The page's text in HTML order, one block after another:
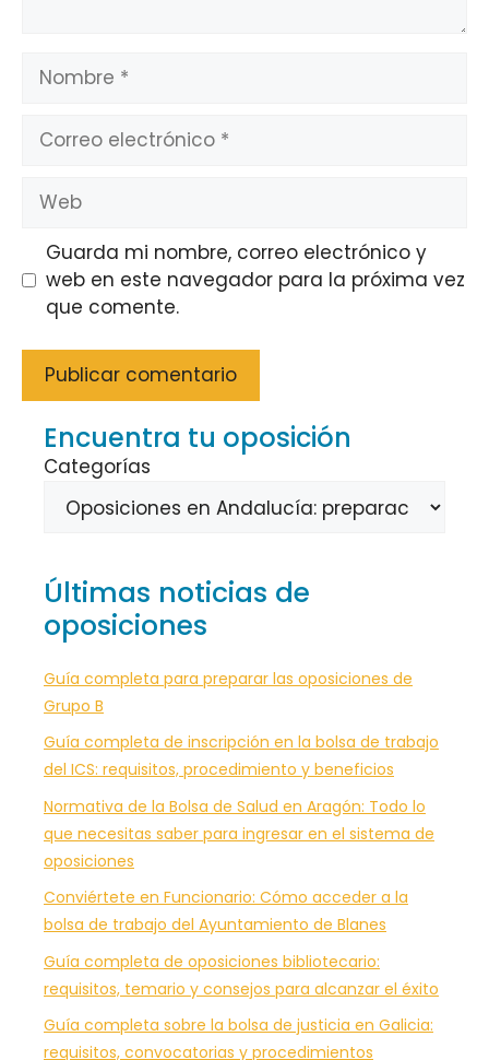
Nombre
Correo
electrónico
Web
Guarda mi nombre, correo electrónico y
web en este navegador para la próxima vez
que comente.
Encuentra tu oposición
Categorías
Últimas noticias de
oposiciones
Guía completa para preparar las oposiciones de
Grupo B
Guía completa de inscripción en la bolsa de trabajo
del ICS: requisitos, procedimiento y beneficios
Normativa de la Bolsa de Salud en Aragón: Todo lo
que necesitas saber para ingresar en el sistema de
oposiciones
Conviértete en Funcionario: Cómo acceder a la
bolsa de trabajo del Ayuntamiento de Blanes
Guía completa de oposiciones bibliotecario:
requisitos, temario y consejos para alcanzar el éxito
Guía completa sobre la bolsa de justicia en Galicia:
requisitos, convocatorias y procedimientos